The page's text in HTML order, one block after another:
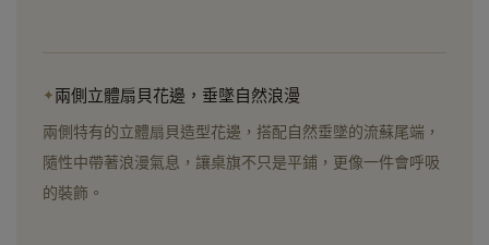
兩側立體扇貝花邊，垂墜自然浪漫
兩側特有的立體扇貝造型花邊，搭配自然垂墜的流蘇尾端，
隨性中帶著浪漫氣息，讓桌旗不只是平鋪，更像一件會呼吸
的裝飾。